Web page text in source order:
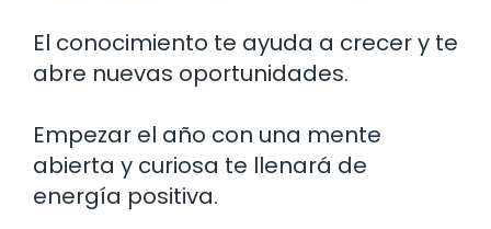
El conocimiento te ayuda a crecer y te
abre nuevas oportunidades.
Empezar el año con una mente
abierta y curiosa te llenará de
energía positiva.